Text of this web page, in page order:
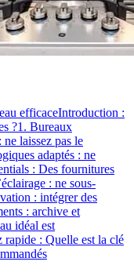
efficaceIntroduction :
?1. Bureaux
laissez pas le
adaptés : ne
: Des fournitures
: ne sous-
: intégrer des
: archive et
idéal est
rapide : Quelle est la clé